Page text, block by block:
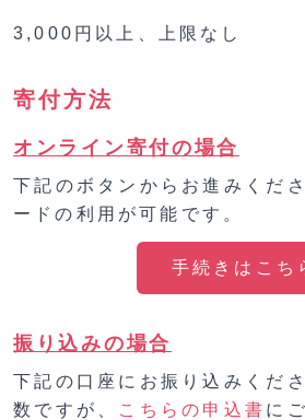
3,000円以上、上限なし
寄付方法
オンライン寄付の場合
下記のボタンからお進みくだ
ードの利用が可能です。
手続きはこち
振り込みの場合
下記の口座にお振り込みくだ
数ですが、 こちらの申込書 に